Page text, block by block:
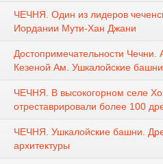
ЧЕЧНЯ. Один из лидеров
Иордании Мути-Хан Джани
Достопримечательности Чечни.
Кезеной Ам. Ушкалойские башни.
ЧЕЧНЯ. В высокогорном селе
отреставрировали более 100
ЧЕЧНЯ. Ушкалойские башни.
архитектуры